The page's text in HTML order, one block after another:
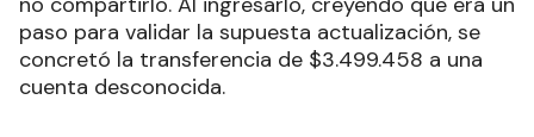
paso para validar la supuesta actualización, se
concretó la transferencia de $3.499.458 a una
cuenta desconocida.